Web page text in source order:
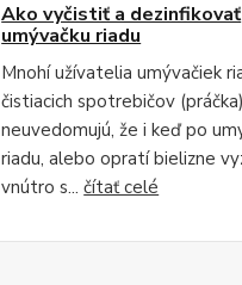
Ako vyčistiť a dezinfikovať
umývačku riadu
Mnohí užívatelia umývačiek
čistiacich spotrebičov
neuvedomujú, že i keď po
riadu, alebo opratí bielizne
vnútro s...čítať celé